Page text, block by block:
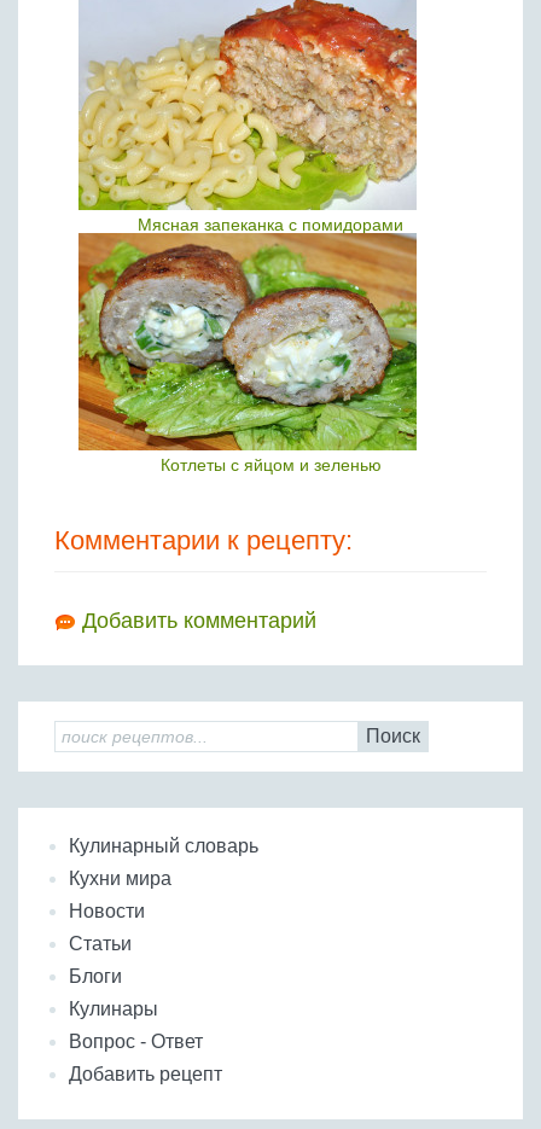
Мясная запеканка с помидорами
Котлеты с яйцом и зеленью
Комментарии к рецепту:
Добавить комментарий
Поиск
Кулинарный словарь
Кухни мира
Новости
Статьи
Блоги
Кулинары
Вопрос - Ответ
Добавить рецепт